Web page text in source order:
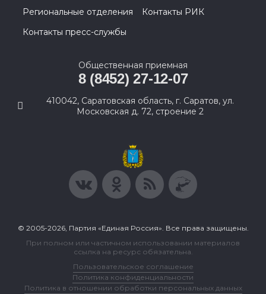
Региональные отделения
Контакты РИК
Контакты пресс-службы
Общественная приемная
8 (8452) 27-12-07
410042, Саратовская область, г. Саратов, ул.
Московская д. 72, строение 2
© 2005-2026, Партия «Единая Россия». Все права защищены.
При полном или частичном использовании материалов
ссылка на ресурс обязательна.
Пользовательское соглашение
Политика конфиденциальности
Политика в отношении обработки персональных данных